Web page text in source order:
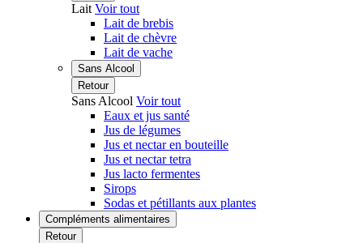
Lait Voir tout
Lait de brebis
Lait de chèvre
Lait de vache
Sans Alcool
Retour
Sans Alcool Voir tout
Eaux et jus santé
Jus de légumes
Jus et nectar en bouteille
Jus et nectar tetra
Jus lacto fermentes
Sirops
Sodas et pétillants aux plantes
Compléments alimentaires
Retour